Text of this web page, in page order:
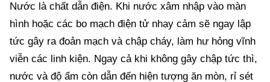
Nước là chất dẫn điện. Khi nước xâm nhập vào màn
hình hoặc các bo mạch điện tử nhạy cảm sẽ ngay lập
tức gây ra đoản mạch và chập cháy, làm hư hỏng vĩnh
viễn các linh kiện. Ngay cả khi không gây chập tức thì,
nước và độ ẩm còn dẫn đến hiện tượng ăn mòn, rỉ sét